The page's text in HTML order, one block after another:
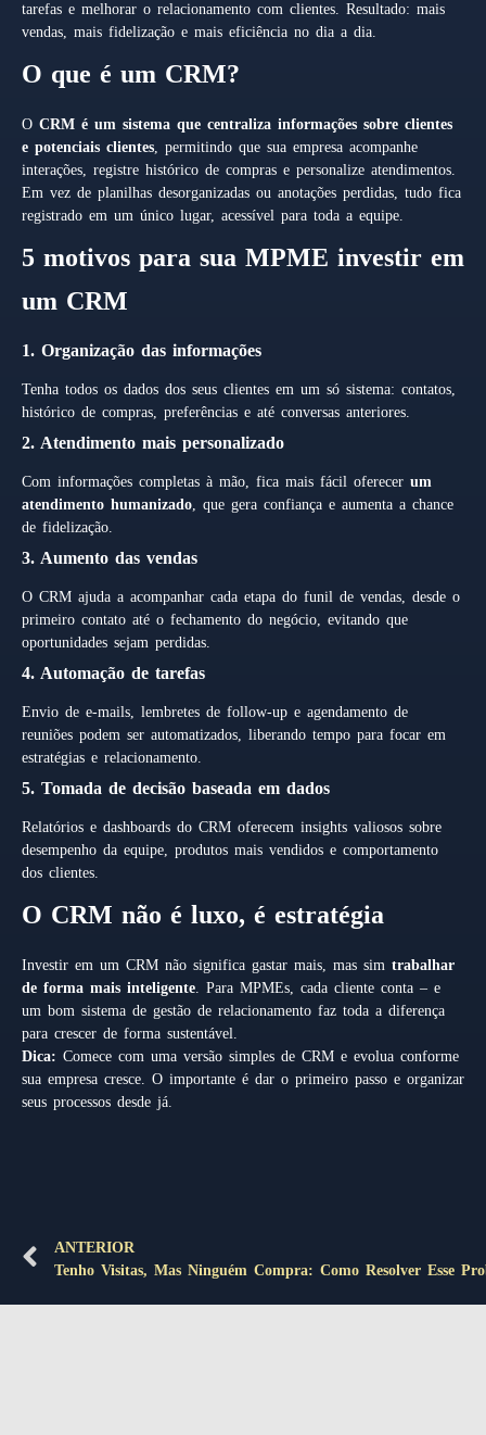
tarefas e melhorar o relacionamento com clientes. Resultado: mais
vendas, mais fidelização e mais eficiência no dia a dia.
O que é um CRM?
O CRM é um sistema que centraliza informações sobre clientes
e potenciais clientes, permitindo que sua empresa acompanhe
interações, registre histórico de compras e personalize atendimentos.
Em vez de planilhas desorganizadas ou anotações perdidas, tudo fica
registrado em um único lugar, acessível para toda a equipe.
5 motivos para sua MPME investir em
um CRM
1. Organização das informações
Tenha todos os dados dos seus clientes em um só sistema: contatos,
histórico de compras, preferências e até conversas anteriores.
2. Atendimento mais personalizado
Com informações completas à mão, fica mais fácil oferecer um
atendimento humanizado, que gera confiança e aumenta a chance
de fidelização.
3. Aumento das vendas
O CRM ajuda a acompanhar cada etapa do funil de vendas, desde o
primeiro contato até o fechamento do negócio, evitando que
oportunidades sejam perdidas.
4. Automação de tarefas
Envio de e-mails, lembretes de follow-up e agendamento de
reuniões podem ser automatizados, liberando tempo para focar em
estratégias e relacionamento.
5. Tomada de decisão baseada em dados
Relatórios e dashboards do CRM oferecem insights valiosos sobre
desempenho da equipe, produtos mais vendidos e comportamento
dos clientes.
O CRM não é luxo, é estratégia
Investir em um CRM não significa gastar mais, mas sim trabalhar
de forma mais inteligente. Para MPMEs, cada cliente conta – e
um bom sistema de gestão de relacionamento faz toda a diferença
para crescer de forma sustentável.
Dica: Comece com uma versão simples de CRM e evolua conforme
sua empresa cresce. O importante é dar o primeiro passo e organizar
seus processos desde já.
ANTERIOR
Tenho Visitas, Mas Ninguém Compra: Como Resolver Esse